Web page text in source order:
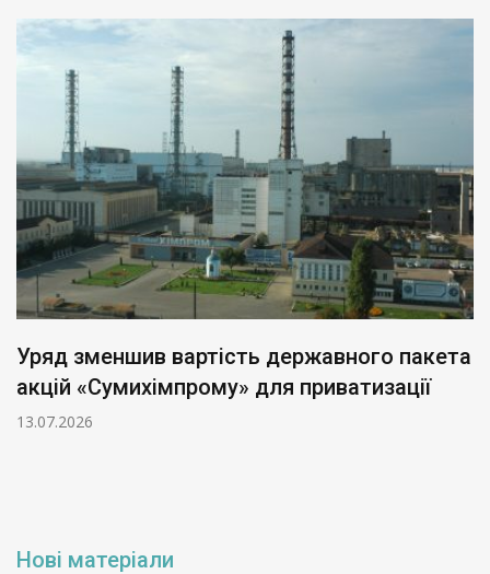
Уряд зменшив вартість державного пакета
акцій «Сумихімпрому» для приватизації
13.07.2026
Нові матеріали